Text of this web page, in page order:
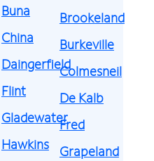
Buna
China
Daingerfield
Flint
Gladewater
Hawkins
Brookeland
Burkeville
Colmesneil
De Kalb
Fred
Grapeland